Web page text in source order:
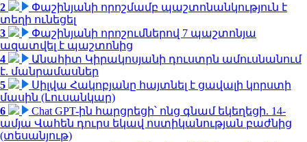
2
Փաշինյանի որոշմամբ պաշտոնանկություն է
տեղի ունեցել
3
Փաշինյանի որոշումներով 7 պաշտոնյա
ազատվել է պաշտոնից
4
Անահիտ Կիրակոսյանի դուստրն ամուսնանում
է. մանրամասներ
5
Սիլվա Հակոբյանը հայտնել է ցավալի կորստի
մասին (Լուսանկար)
6
Chat GPT-ին հարցրեցի՝ ոնց գնամ եկեղեցի. 14-
ամյա Վահեն դուրս եկավ ոստիկանության բաժնից
(տեսանյութ)